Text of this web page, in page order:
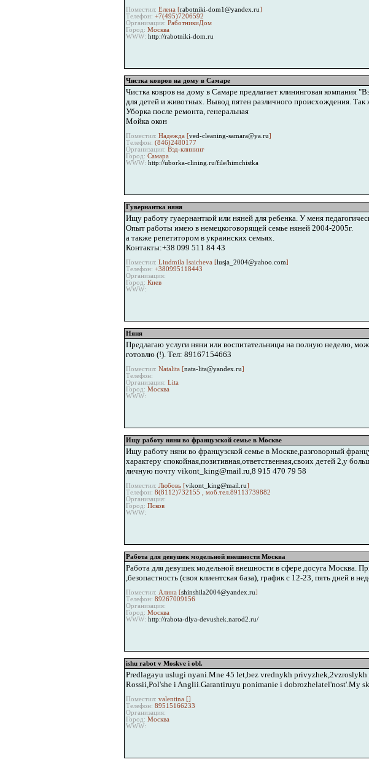
Поместил: Елена [rabotniki-dom1@yandex.ru]
Телефон: +7(495)7206592
Организация: РаботникиДом
Город: Москва
WWW: http://rabotniki-dom.ru
Чистка ковров на дому в Самаре
Чистка ковров на дому в Самаре предлагает клининговая компания
для детей и животных. Вывод пятен различного происхождения. Так
Уборка после ремонта, генеральная
Мойка окон
Поместил: Надежда [ved-cleaning-samara@ya.ru]
Телефон: (846)2480177
Организация: Вэд-клининг
Город: Самара
WWW: http://uborka-clining.ru/file/himchistka
Гувернантка няня
Ищу работу гуаернанткой или няней для ребенка. У меня
Опыт работы имею в немецкоговорящей семье няней 2004-2005г.
а также репетитором в украинских семьях.
Контакты:+38 099 511 84 43
Поместил: Liudmila Isaicheva [lusja_2004@yahoo.com]
Телефон: +380995118443
Организация:
Город: Киев
WWW:
Няня
Предлагаю услуги няни или воспитательницы на полную неделю,
готовлю (!). Тел: 89167154663
Поместил: Natalita [nata-lita@yandex.ru]
Телефон:
Организация: Lita
Город: Москва
WWW:
Ищу работу няни во французской семье в Москве
Ищу работу няни во французской семье в Москве,разговорный
характеру спокойная,позитивная,ответственная,своих детей 2,у
личную почту vikont_king@mail.ru,8 915 470 79 58
Поместил: Любовь [vikont_king@mail.ru]
Телефон: 8(8112)732155 , моб.тел.89113739882
Организация:
Город: Псков
WWW:
Работа для девушек модельной внешности Москва
Работа для девушек модельной внешности в сфере досуга Москва.
,безопастность (своя клиентская база), график с 12-23, пять дней в
Поместил: Алина [shinshila2004@yandex.ru]
Телефон: 89267009156
Организация:
Город: Москва
WWW: http://rabota-dlya-devushek.narod2.ru/
ishu rabot v Moskve i obl.
Predlagayu uslugi nyani.Mne 45 let,bez vrednykh
Rossii,Pol'she i Anglii.Garantiruyu ponimanie i dobrozhelatel'nost'.My
Поместил: valentina []
Телефон: 89515166233
Организация:
Город: Москва
WWW: